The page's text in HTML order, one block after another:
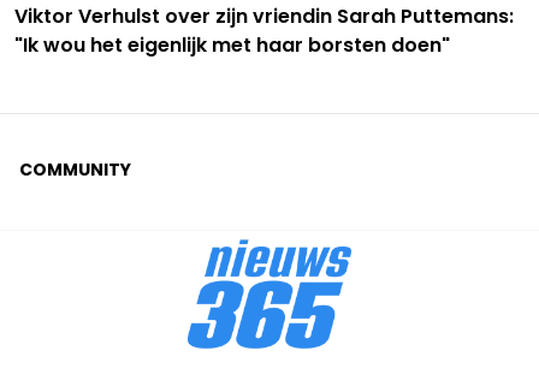
Viktor Verhulst over zijn vriendin Sarah Puttemans:
"Ik wou het eigenlijk met haar borsten doen"
COMMUNITY